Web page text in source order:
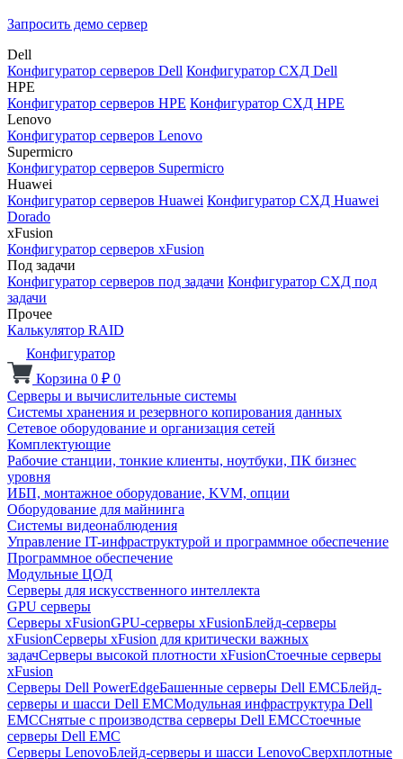
Запросить демо сервер
Dell
Конфигуратор серверов Dell Конфигуратор СХД Dell
HPE
Конфигуратор серверов HPE Конфигуратор СХД HPE
Lenovo
Конфигуратор серверов Lenovo
Supermicro
Конфигуратор серверов Supermicro
Huawei
Конфигуратор серверов Huawei Конфигуратор СХД Huawei
Dorado
xFusion
Конфигуратор серверов xFusion
Под задачи
Конфигуратор серверов под задачи Конфигуратор СХД под
задачи
Прочее
Калькулятор RAID
Конфигуратор
Корзина 0 ₽ 0
Серверы и вычислительные системы
Системы хранения и резервного копирования данных
Сетевое оборудование и организация сетей
Комплектующие
Рабочие станции, тонкие клиенты, ноутбуки, ПК бизнес
уровня
ИБП, монтажное оборудование, KVM, опции
Оборудование для майнинга
Системы видеонаблюдения
Управление IT-инфраструктурой и программное обеспечение
Программное обеспечение
Модульные ЦОД
Серверы для искусственного интеллекта
GPU серверы
Серверы xFusionGPU-серверы xFusionБлейд-серверы
xFusionСерверы xFusion для критически важных
задачСерверы высокой плотности xFusionСтоечные серверы
xFusion
Серверы Dell PowerEdgeБашенные серверы Dell EMCБлейд-
серверы и шасси Dell EMCМодульная инфраструктура Dell
EMCСнятые с производства серверы Dell EMCСтоечные
серверы Dell EMC
Серверы LenovoБлейд-серверы и шасси LenovoСверхплотные